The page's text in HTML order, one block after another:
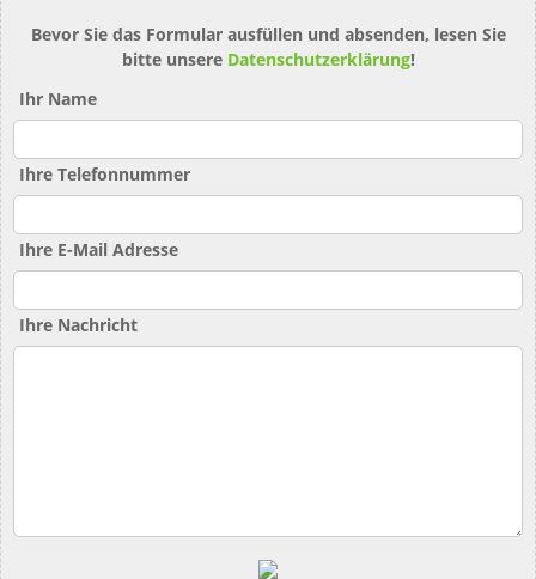
Bevor Sie das Formular ausfüllen und absenden, lesen Sie
bitte unsere Datenschutzerklärung!
Ihr Name
Ihre Telefonnummer
Ihre E-Mail Adresse
Ihre Nachricht